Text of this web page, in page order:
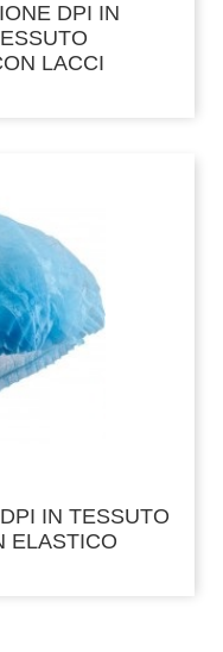
DPI IN
LACCI
IN TESSUTO
ELASTICO